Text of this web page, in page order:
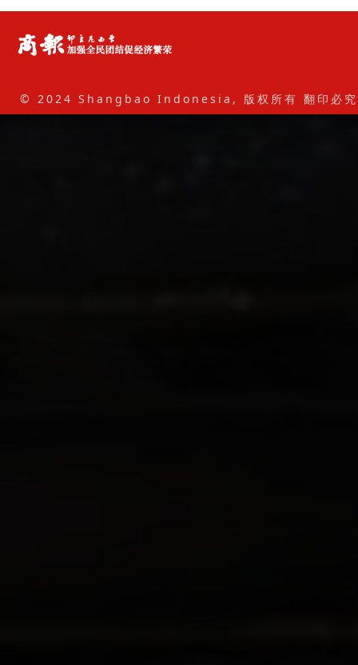
© 2024 Shangbao Indonesia, 版权所有 翻印必